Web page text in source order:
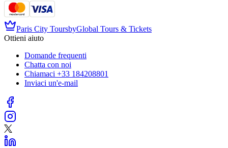
Paris City ToursbyGlobal Tours & Tickets
Ottieni aiuto
Domande frequenti
Chatta con noi
Chiamaci +33 184208801
Inviaci un'e-mail